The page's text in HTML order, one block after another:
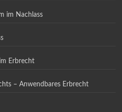
im Nachlass
Erbrecht
– Anwendbares Erbrecht